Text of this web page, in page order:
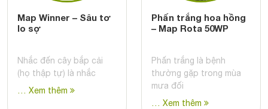
Map Winner – Sâu tơ
lo sợ
Nhắc đến cây bắp cải
(họ thập tự) là nhắc
… Xem thêm
Phấn trắng hoa hồng
– Map Rota 50WP
Phấn trắng là bệnh
thường gặp trong mùa
mưa đối
… Xem thêm